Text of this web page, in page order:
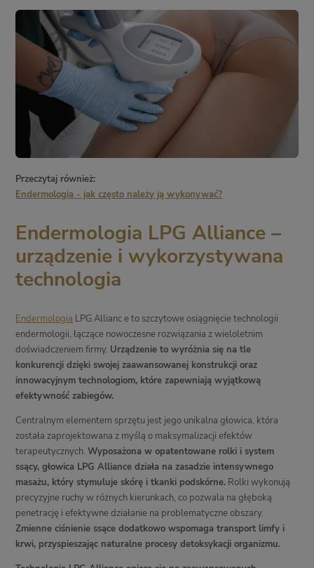
Przeczytaj również:
Endermologia - jak często należy ją wykonywać?
Endermologia LPG Alliance –
urządzenie i wykorzystywana
technologia
Endermologia LPG Allianc e to szczytowe osiągnięcie technologii
endermologii, łączące nowoczesne rozwiązania z wieloletnim
doświadczeniem firmy. Urządzenie to wyróżnia się na tle
konkurencji dzięki swojej zaawansowanej konstrukcji oraz
innowacyjnym technologiom, które zapewniają wyjątkową
efektywność zabiegów.
Centralnym elementem sprzętu jest jego unikalna głowica, która
została zaprojektowana z myślą o maksymalizacji efektów
terapeutycznych.Wyposażona w opatentowane rolki i system
ssący, głowica LPG Alliance działa na zasadzie intensywnego
masażu, który stymuluje skórę i tkanki podskórne. Rolki wykonują
precyzyjne ruchy w różnych kierunkach, co pozwala na głęboką
penetrację i efektywne działanie na problematyczne obszary.
Zmienne ciśnienie ssące dodatkowo wspomaga transport limfy i
krwi, przyspieszając naturalne procesy detoksykacji organizmu.